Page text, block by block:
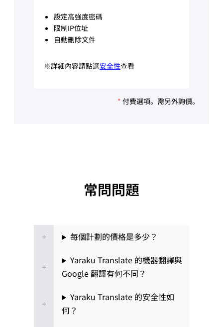
設定高強度密碼
限制IP位址
自動刪除文件
※詳細內容請點選安全性查看
* 付費選項。需另外詢價。
常問問題
每個計劃的價格是多少？
Yaraku Translate 的機器翻譯與
Google 翻譯有何不同？
Yaraku Translate 的安全性如
何？